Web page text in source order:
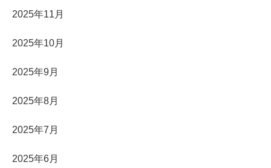
2025年11月
2025年10月
2025年9月
2025年8月
2025年7月
2025年6月